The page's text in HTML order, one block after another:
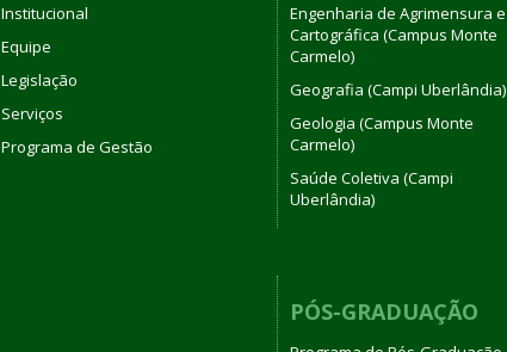
Institucional
Equipe
Legislação
Serviços
Programa de Gestão
Engenharia de Agrimensura e
Cartográfica (Campus Monte
Carmelo)
Geografia (Campi Uberlândia)
Geologia (Campus Monte
Carmelo)
Saúde Coletiva (Campi
Uberlândia)
PÓS-GRADUAÇÃO